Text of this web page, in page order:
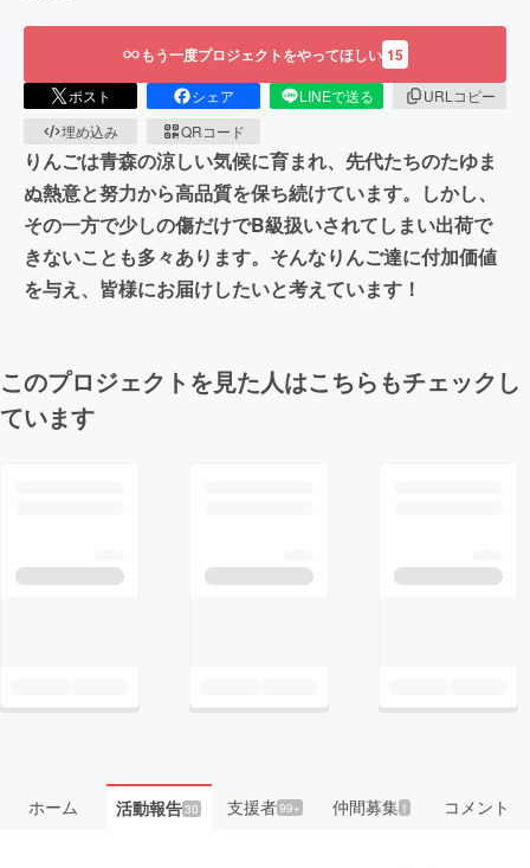
もう一度プロジェクトをやってほしい 15
ポスト シェア LINEで送る
URLコピー
埋め込み
QRコード
りんごは青森の涼しい気候に育まれ、先代たちのたゆま
ぬ熱意と努力から高品質を保ち続けています。しかし、
その一方で少しの傷だけでB級扱いされてしまい出荷で
きないことも多々あります。そんなりんご達に付加価値
を与え、皆様にお届けしたいと考えています！
このプロジェクトを見た人はこちらもチェックし
ています
ホーム 活動報告30 支援者99+ 仲間募集 1 コメント